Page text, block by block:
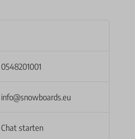
0548201001
info@snowboards.eu
Chat starten